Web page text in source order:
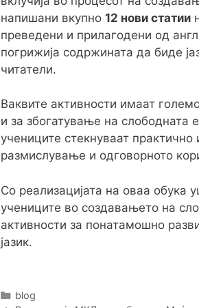
напишани вкупно 12 нови статии
преведени и прилагодени од
погрижија содржината да биде
читатели.
Ваквите активности имаат
и за збогатување на слободната
учениците стекнуваат практично
размислување и одговорното
Со реализацијата на оваа
учениците во создавањето на
активности за понатамошно
јазик.
Categories
blog